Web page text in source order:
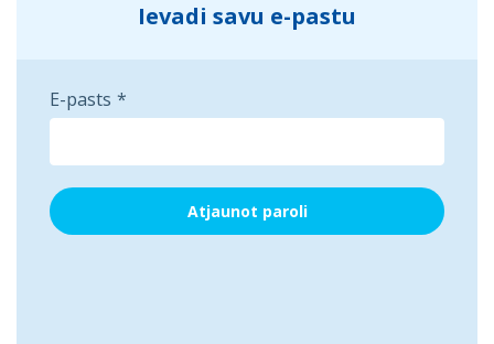
Ievadi savu e-pastu
E-pasts